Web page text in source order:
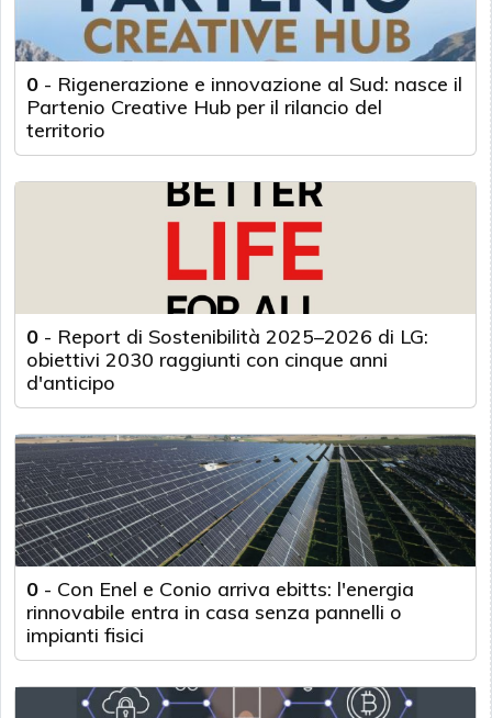
0 - Rigenerazione e innovazione al Sud: nasce il
Partenio Creative Hub per il rilancio del
territorio
0 - Report di Sostenibilità 2025–2026 di LG:
obiettivi 2030 raggiunti con cinque anni
d'anticipo
0 - Con Enel e Conio arriva ebitts: l'energia
rinnovabile entra in casa senza pannelli o
impianti fisici